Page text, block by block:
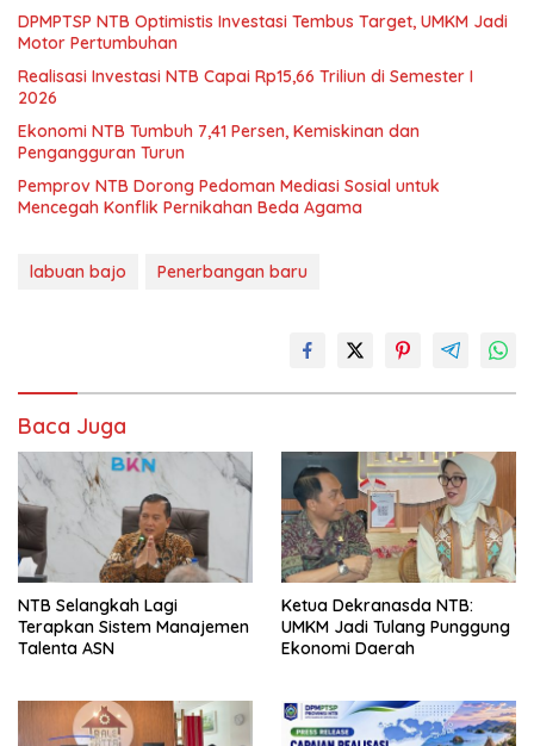
DPMPTSP NTB Optimistis Investasi Tembus Target, UMKM Jadi
Motor Pertumbuhan
Realisasi Investasi NTB Capai Rp15,66 Triliun di Semester I
2026
Ekonomi NTB Tumbuh 7,41 Persen, Kemiskinan dan
Pengangguran Turun
Pemprov NTB Dorong Pedoman Mediasi Sosial untuk
Mencegah Konflik Pernikahan Beda Agama
labuan bajo Penerbangan baru
Baca Juga
NTB Selangkah Lagi
Terapkan Sistem Manajemen
Talenta ASN
Ketua Dekranasda NTB:
UMKM Jadi Tulang Punggung
Ekonomi Daerah